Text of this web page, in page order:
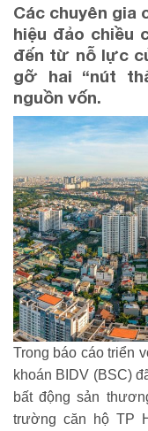
Các chuyên gia
hiệu đảo chiều
đến từ nỗ lực
gỡ hai “nút
nguồn vốn.
Trong báo cáo triển
khoán BIDV (BSC)
bất động sản
trường căn hộ TP